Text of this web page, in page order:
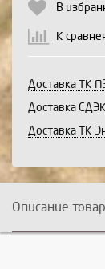
В
К
Доставка ТК
Доставка
Доставка ТК
Описание